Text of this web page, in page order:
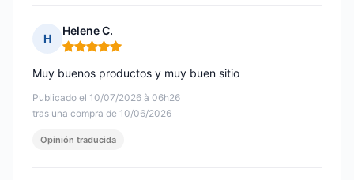
H
Helene C.
Nota: 5 de 5
Publicado el 10/07/2026 à 06h26
tras una compra de 10/06/2026
Muy buenos productos y muy buen sitio
Opinión traducida